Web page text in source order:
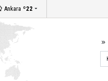
Ankara º22